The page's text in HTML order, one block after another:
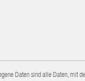
Daten sind alle Daten, mit